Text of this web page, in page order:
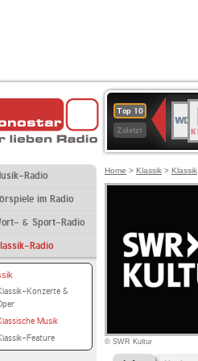
Top 10
Zuletzt
4
Radio
im Radio
& Sport-Radio
Radio
Konzerte &
Musik
Feature
Home > Klassik > Klassik
© SWR Kultur